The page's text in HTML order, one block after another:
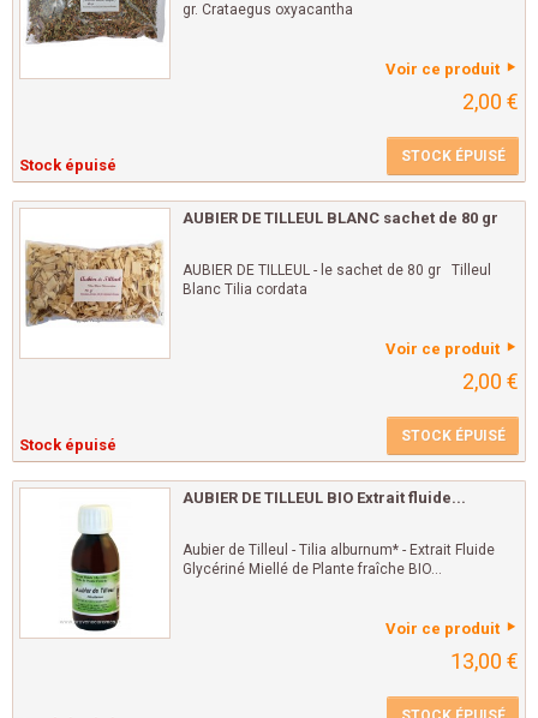
gr. Crataegus oxyacantha
Voir ce produit
2,00 €
Stock épuisé STOCK ÉPUISÉ
AUBIER DE TILLEUL BLANC sachet de 80 gr
AUBIER DE TILLEUL - le sachet de 80 gr Tilleul
Blanc Tilia cordata
Voir ce produit
2,00 €
Stock épuisé STOCK ÉPUISÉ
AUBIER DE TILLEUL BIO Extrait fluide...
Aubier de Tilleul - Tilia alburnum* - Extrait Fluide
Glycériné Miellé de Plante fraîche BIO...
Voir ce produit
13,00 €